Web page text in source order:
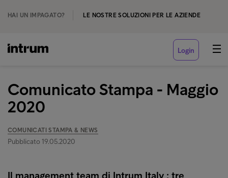
HAI UN IMPAGATO? LE NOSTRE SOLUZIONI PER LE AZIENDE
Login
Comunicato Stampa - Maggio
2020
COMUNICATI STAMPA & NEWS
Pubblicato 19.05.2020
Il management team di Intrum Italy : tre